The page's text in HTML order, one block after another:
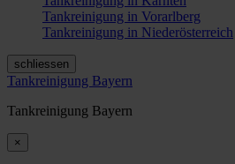
Tankreinigung in Vorarlberg
Tankreinigung in Niederösterreich
schliessen
Tankreinigung Bayern
Tankreinigung Bayern
×